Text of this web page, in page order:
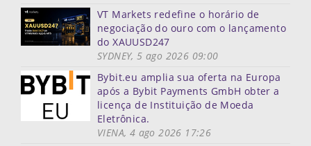
VT Markets redefine o horário de
negociação do ouro com o lançamento
do XAUUSD247
SYDNEY, 5 ago 2026 09:00
Bybit.eu amplia sua oferta na Europa
após a Bybit Payments GmbH obter a
licença de Instituição de Moeda
Eletrônica.
VIENA, 4 ago 2026 17:26